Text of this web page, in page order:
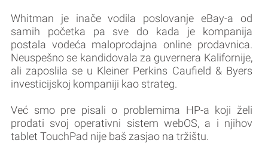
Whitman je inače vodila poslovanje eBay-a od
samih početka pa sve do kada je kompanija
postala vodeća maloprodajna online prodavnica.
Neuspešno se kandidovala za guvernera Kalifornije,
ali zaposlila se u Kleiner Perkins Caufield & Byers
investicijskoj kompaniji kao strateg.
Već smo pre pisali o problemima HP-a koji želi
prodati svoj operativni sistem webOS, a i njihov
tablet TouchPad nije baš zasjao na tržištu.